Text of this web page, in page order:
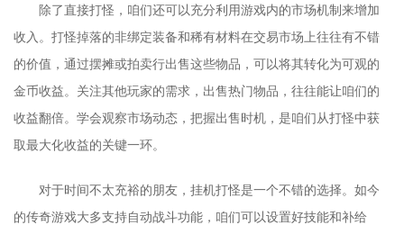
除了直接打怪，咱们还可以充分利用游戏内的市场机制来增加
收入。打怪掉落的非绑定装备和稀有材料在交易市场上往往有不错
的价值，通过摆摊或拍卖行出售这些物品，可以将其转化为可观的
金币收益。关注其他玩家的需求，出售热门物品，往往能让咱们的
收益翻倍。学会观察市场动态，把握出售时机，是咱们从打怪中获
取最大化收益的关键一环。
对于时间不太充裕的朋友，挂机打怪是一个不错的选择。如今
的传奇游戏大多支持自动战斗功能，咱们可以设置好技能和补给